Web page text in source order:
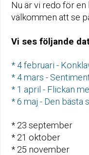
Nu är vi redo för
välkommen att se
Vi ses följande
* 4 februari -
* 4 mars -
* 1 april - Flickan
* 6 maj - Den bästa
* 23 september
* 21 oktober
* 25 november